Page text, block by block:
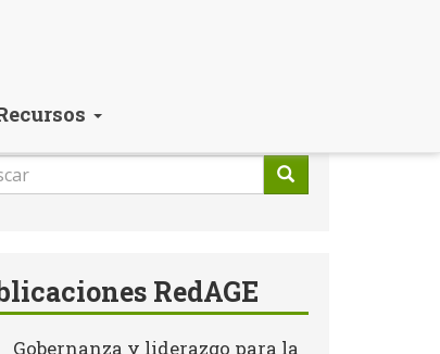
RedAGE
Gobernanza y liderazgo para la